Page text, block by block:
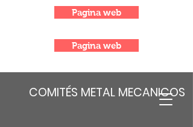
COMITÉS METAL MECANICOS
Pagina web
Pagina web